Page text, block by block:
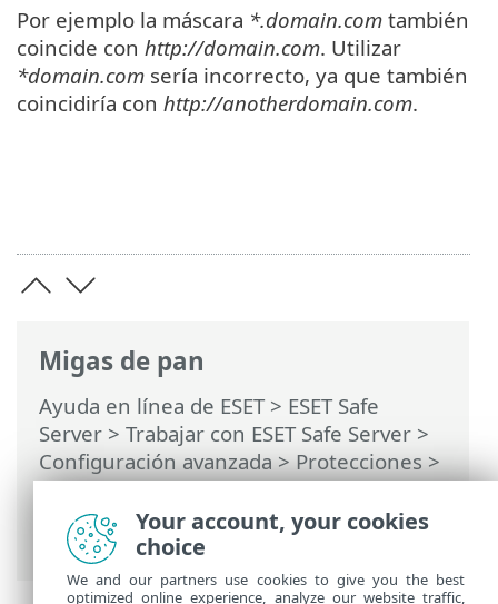
Migas de pan
Ayuda en línea de ESET> ESET Safe
Server > Trabajar con ESET Safe Server >
Configuración avanzada>Protecciones>
Protección del acceso a la Web>
Administración de la lista de URL> Cómo
agregar una máscara URL
Por ejemplo la máscara *.domain.com también
coincide con http://domain.com. Utilizar
*domain.com sería incorrecto, ya que también
coincidiría con http://anotherdomain.com.
Your account, your cookies
choice
We and our partners use cookies to give you the best
optimized online experience, analyze our website traffic,